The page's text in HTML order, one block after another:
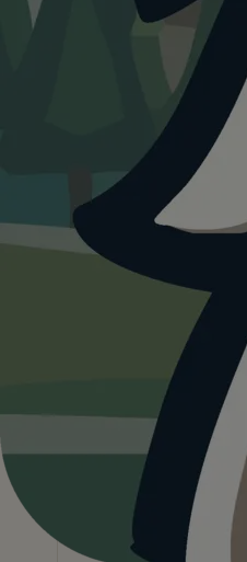
Heute
13°C und
Wetterdaten: